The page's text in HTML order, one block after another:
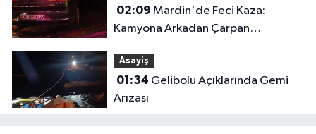
02:09
Kamyona Arkadan Çarpan
Otomobilde 1 Ölü, 2 Ağır Yaralı
Asayiş
01:34
Arızası